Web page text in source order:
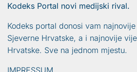
Kodeks Portal novi medijski rival.
Kodeks portal donosi vam
Sjeverne Hrvatske, a i najnovije
Hrvatske. Sve na jednom mjestu.
IMPRESSUM